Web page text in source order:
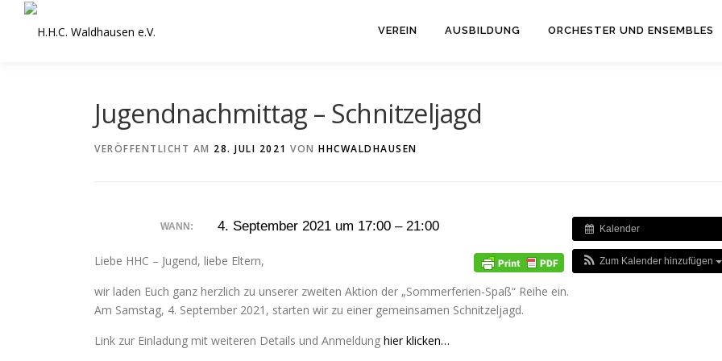
VEREIN AUSBILDUNG ORCHESTER UND ENSEMBLES
Jugendnachmittag – Schnitzeljagd
VERÖFFENTLICHT AM 28. JULI 2021 VON HHCWALDHAUSEN
Kalender
Zum Kalender hinzufügen
WANN: 4. September 2021 um 17:00 – 21:00
Liebe HHC – Jugend, liebe Eltern,
wir laden Euch ganz herzlich zu unserer zweiten Aktion der „Sommerferien-Spaß“ Reihe ein.
Am Samstag, 4. September 2021, starten wir zu einer gemeinsamen Schnitzeljagd.
Link zur Einladung mit weiteren Details und Anmeldung hier klicken…